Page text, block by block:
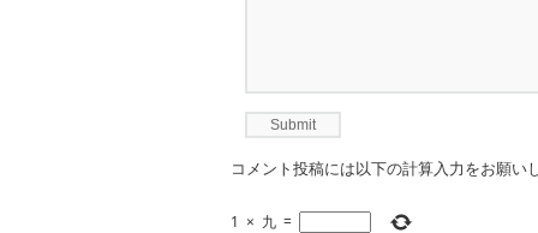
コメント投稿には以下の計算入力をお願い
1 × 九 =